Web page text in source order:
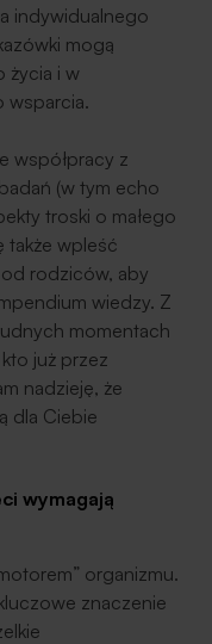
indywidualnego
mogą
życia i w
wsparcia.
współpracy z
(w tym echo
troski o małego
także wpleść
rodziców, aby
wiedzy. Z
momentach
już przez
nadzieję, że
dla Ciebie
wymagają
organizmu.
znaczenie